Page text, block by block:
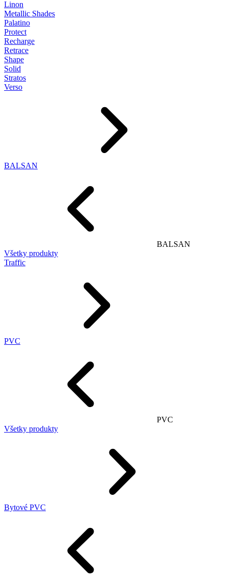
Linon
Metallic Shades
Palatino
Protect
Recharge
Retrace
Shape
Solid
Stratos
Verso
BALSAN
BALSAN
Všetky produkty
Traffic
PVC
PVC
Všetky produkty
Bytové PVC